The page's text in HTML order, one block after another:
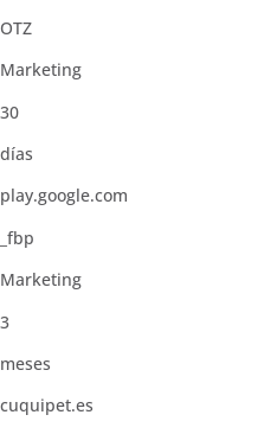
OTZ
Marketing
30
días
play.google.com
_fbp
Marketing
3
meses
cuquipet.es